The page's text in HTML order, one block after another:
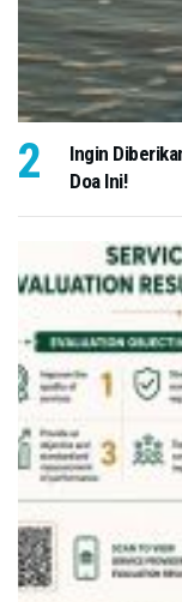
Ingin
Doa Ini!